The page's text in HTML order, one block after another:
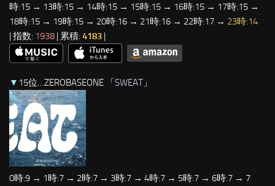
時:15 → 13時:15 → 14時:15 → 15時:15 → 16時:15 → 17時:15 →
18時:15 → 19時:15 → 20時:16 → 21時:16 → 22時:17 → 23時:14
| 指数: 1938 | 累積: 4183 |
▼ 15位…ZEROBASEONE 「SWEAT 」
0時:9 → 1時:7 → 2時:7 → 3時:7 → 4時:7 → 5時:7 → 6時:7 → 7